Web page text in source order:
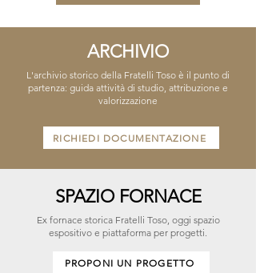
ARCHIVIO
L'archivio storico della Fratelli Toso è il punto di
partenza: guida attività di studio, attribuzione e
valorizzazione
RICHIEDI DOCUMENTAZIONE
SPAZIO FORNACE
Ex fornace storica Fratelli Toso, oggi spazio
espositivo e piattaforma per progetti.
PROPONI UN PROGETTO